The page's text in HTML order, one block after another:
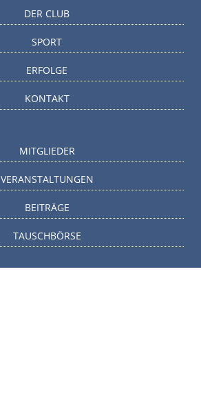
DER CLUB
SPORT
ERFOLGE
KONTAKT
MITGLIEDER
VERANSTALTUNGEN
BEITRÄGE
TAUSCHBÖRSE